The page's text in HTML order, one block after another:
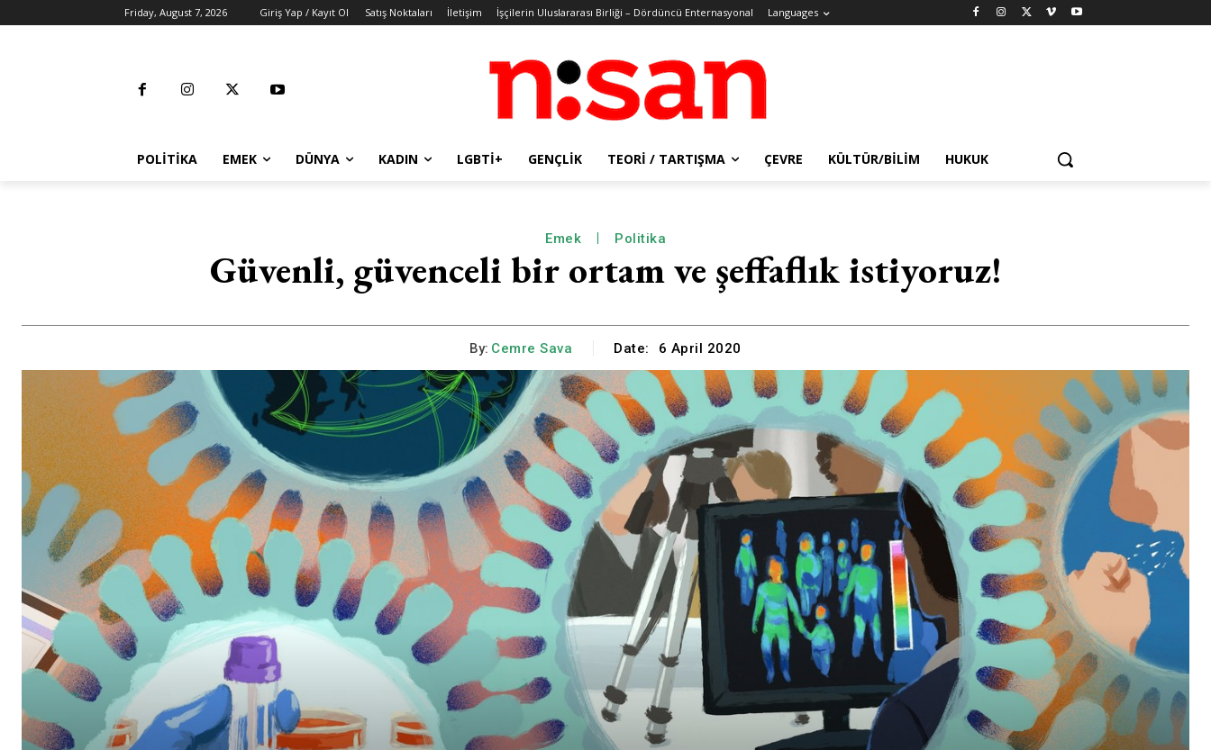
Friday, August 7, 2026 Giriş Yap / Kayıt Ol Satış Noktaları İletişim İşçilerin Uluslararası Birliği – Dördüncü Enternasyonal Languages
POLITIKA EMEK DÜNYA KADIN LGBTİ+ GENÇLIK TEORI / TARTIŞMA ÇEVRE KÜLTÜR/BILIM HUKUK
Emek Politika
Güvenli, güvenceli bir ortam ve şeffaflık istiyoruz!
By: Cemre Sava Date: 6 April 2020